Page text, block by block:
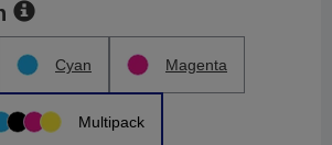
Cyan Magenta
Multipack